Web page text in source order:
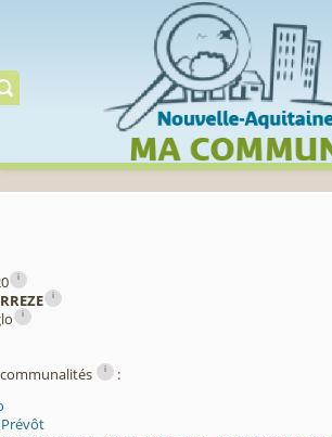
i
i
i
i
:
Cookies management panel